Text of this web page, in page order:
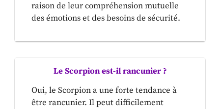
raison de leur compréhension mutuelle
des émotions et des besoins de sécurité.
Le Scorpion est-il rancunier ?
Oui, le Scorpion a une forte tendance à
être rancunier. Il peut difficilement